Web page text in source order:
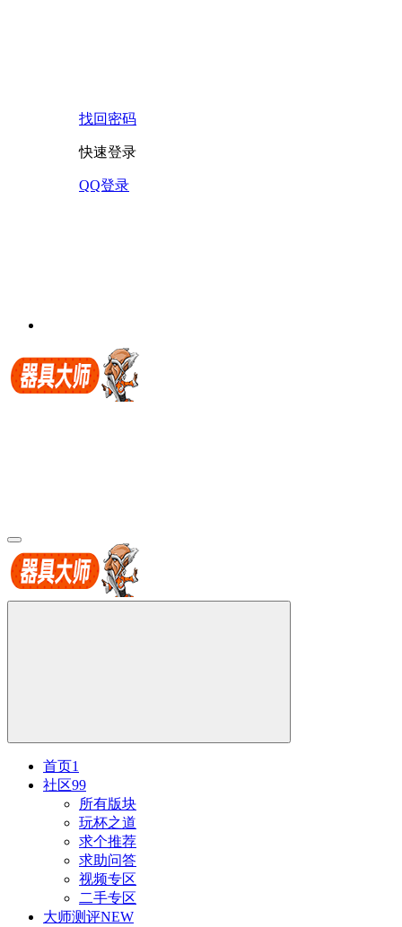
找回密码
快速登录
QQ登录
首页1
社区99
所有版块
玩杯之道
求个推荐
求助问答
视频专区
二手专区
大师测评NEW